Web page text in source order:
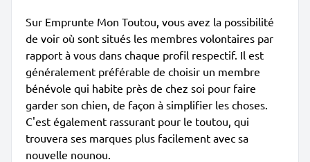
Sur Emprunte Mon Toutou, vous avez la possibilité
de voir où sont situés les membres volontaires par
rapport à vous dans chaque profil respectif. Il est
généralement préférable de choisir un membre
bénévole qui habite près de chez soi pour faire
garder son chien, de façon à simplifier les choses.
C'est également rassurant pour le toutou, qui
trouvera ses marques plus facilement avec sa
nouvelle nounou.